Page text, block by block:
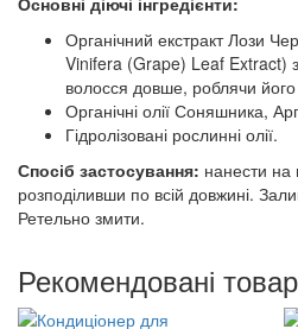
Органічний екстракт Лози
Vinifera (Grape) Leaf Extract)
волосся довше, роблячи його
Органічні олії Соняшника,
Гідролізовані рослинні олії.
Спосіб застосування: нанести на
розподіливши по всій довжині.
Ретельно змити.
Рекомендовані